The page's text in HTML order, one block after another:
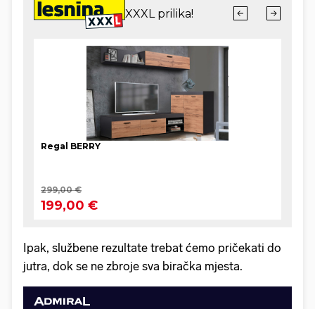
Ipak, službene rezultate trebat ćemo pričekati do
jutra, dok se ne zbroje sva biračka mjesta.